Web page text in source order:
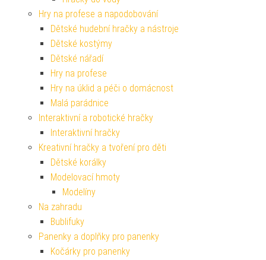
Hry na profese a napodobování
Dětské hudební hračky a nástroje
Dětské kostýmy
Dětské nářadí
Hry na profese
Hry na úklid a péči o domácnost
Malá parádnice
Interaktivní a robotické hračky
Interaktivní hračky
Kreativní hračky a tvoření pro děti
Dětské korálky
Modelovací hmoty
Modelíny
Na zahradu
Bublifuky
Panenky a doplňky pro panenky
Kočárky pro panenky